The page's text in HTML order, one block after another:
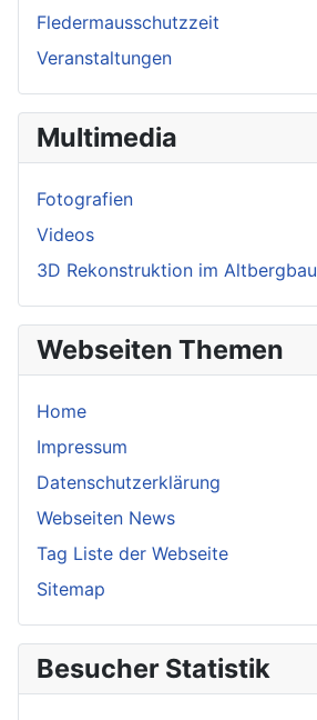
Fledermausschutzzeit
Veranstaltungen
Multimedia
Fotografien
Videos
3D Rekonstruktion im Altbergbau
Webseiten Themen
Home
Impressum
Datenschutzerklärung
Webseiten News
Tag Liste der Webseite
Sitemap
Besucher Statistik